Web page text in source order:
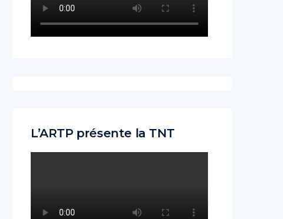
L’ARTP présente la TNT